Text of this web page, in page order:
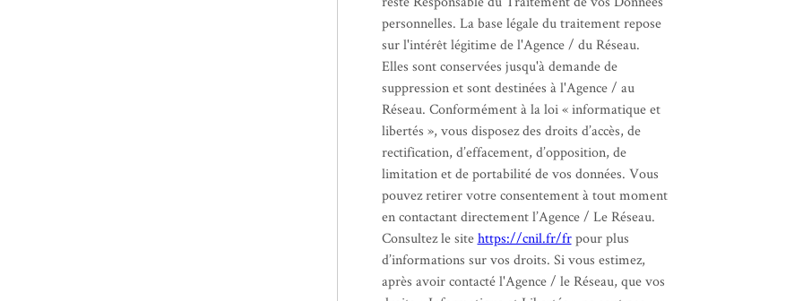
personnelles. La base légale du traitement repose
sur l'intérêt légitime de l'Agence / du Réseau.
Elles sont conservées jusqu'à demande de
suppression et sont destinées à l'Agence / au
Réseau. Conformément à la loi « informatique et
libertés », vous disposez des droits d’accès, de
rectification, d’effacement, d’opposition, de
limitation et de portabilité de vos données. Vous
pouvez retirer votre consentement à tout moment
en contactant directement l’Agence / Le Réseau.
Consultez le sitehttps://cnil.fr/frpour plus
d’informations sur vos droits. Si vous estimez,
après avoir contacté l'Agence / le Réseau, que vos